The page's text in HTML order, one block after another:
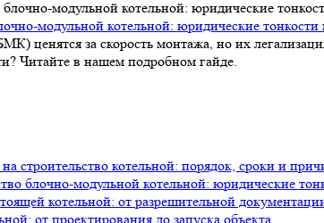
модульной котельной: юридические тонкости
ценятся за скорость монтажа, но их
Читайте в нашем подробном гайде.
строительство котельной: порядок, сроки и
блочно-модульной котельной: юридические
котельной: от разрешительной
от проектирования до запуска объекта